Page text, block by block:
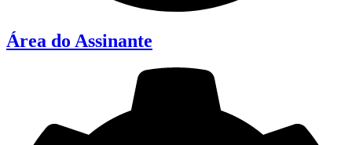
Área do Assinante